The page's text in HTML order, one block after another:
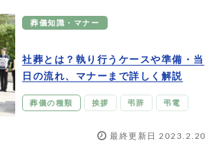
葬儀知識・マナー
社葬とは？執り行うケースや準備・当
日の流れ、マナーまで詳しく解説
葬儀の種類 挨拶 弔辞 弔電
最終更新日 2023.2.20